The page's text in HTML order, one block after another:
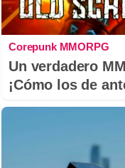
Corepunk MMORPG
Un verdadero
¡Cómo los de